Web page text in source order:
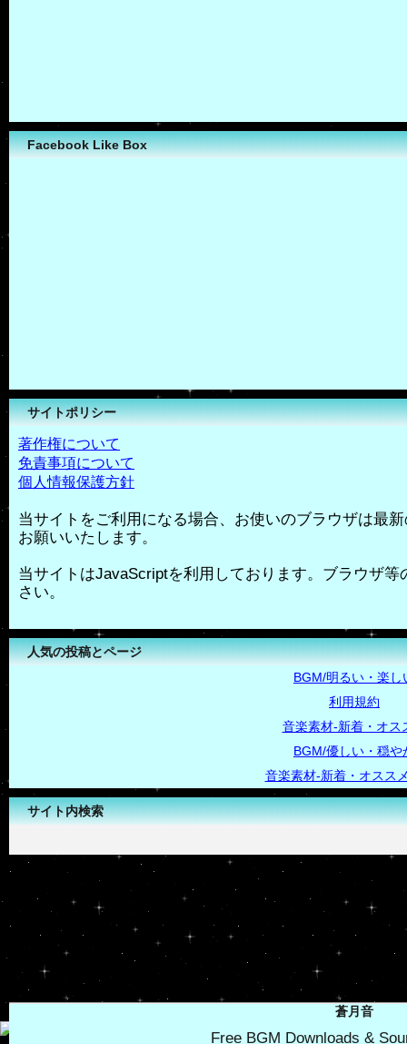
Facebook Like Box
サイトポリシー
著作権について
免責事項について
個人情報保護方針
当サイトをご利用になる場合、お使いのブラウザは最
お願いいたします。
当サイトはJavaScriptを利用しております。ブラウザ
さい。
人気の投稿とページ
BGM/明るい・楽し
利用規約
音楽素材-新着・オス
BGM/優しい・穏や
音楽素材-新着・オスス
サイト内検索
-->
蒼月音
Free BGM Downloads &